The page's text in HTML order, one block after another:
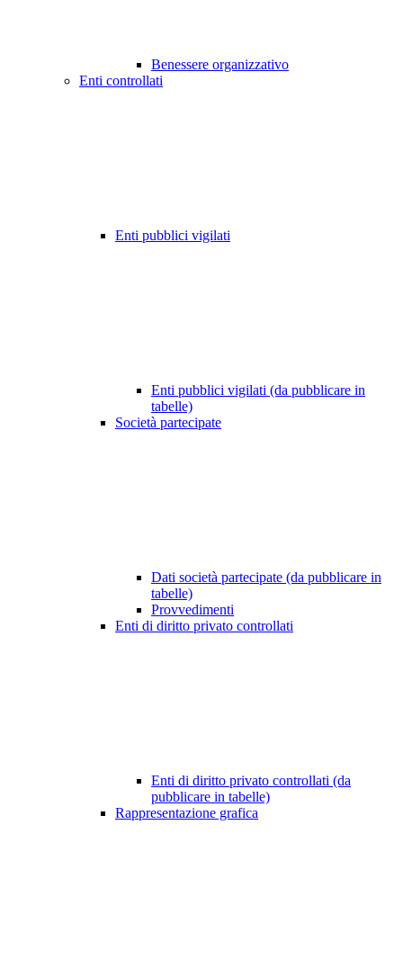
Benessere organizzativo
Enti controllati
Enti pubblici vigilati
Enti pubblici vigilati (da pubblicare in
tabelle)
Società partecipate
Dati società partecipate (da pubblicare in
tabelle)
Provvedimenti
Enti di diritto privato controllati
Enti di diritto privato controllati (da
pubblicare in tabelle)
Rappresentazione grafica